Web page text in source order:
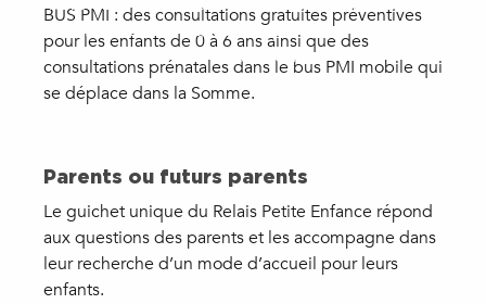
Venez découvrir le quotidien passionnant et parfois
surréaliste des...
BUS PMI : des consultations gratuites préventives
pour les enfants de 0 à 6 ans ainsi que des
consultations prénatales dans le bus PMI mobile qui
se déplace dans la Somme.
Parents ou futurs parents
Le guichet unique du Relais Petite Enfance répond
aux questions des parents et les accompagne dans
leur recherche d’un mode d’accueil pour leurs
enfants.